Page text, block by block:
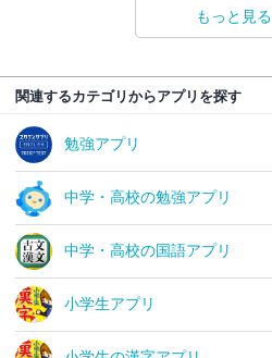
もっと見る
関連するカテゴリからアプリを探す
勉強アプリ
中学・高校の勉強アプリ
中学・高校の国語アプリ
小学生アプリ